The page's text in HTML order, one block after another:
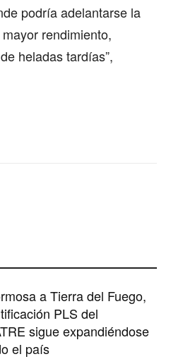
podría adelantarse la
rendimiento,
heladas tardías”,
a Tierra del Fuego,
PLS del
sigue expandiéndose
el país